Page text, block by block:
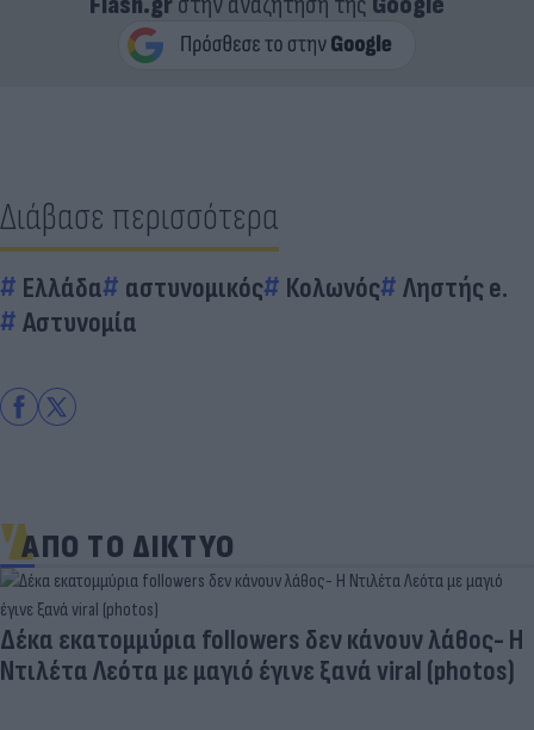
Διάβασε περισσότερα
Ελλάδα αστυνομικός Κολωνός
Ληστής e.
Αστυνομία
ΑΠΟ ΤΟ ΔΙΚΤΥΟ
Δέκα εκατομμύρια followers δεν κάνουν λάθος- Η
Ντιλέτα Λεότα με μαγιό έγινε ξανά viral (photos)